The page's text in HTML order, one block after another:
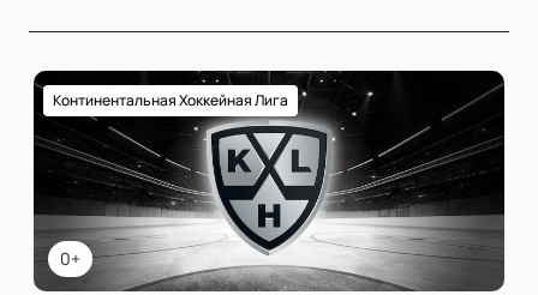
0+
Континентальная Хоккейная Лига